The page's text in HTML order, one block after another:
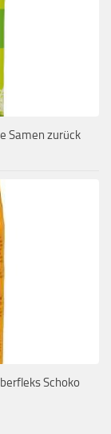
Samen zurück
Schoko